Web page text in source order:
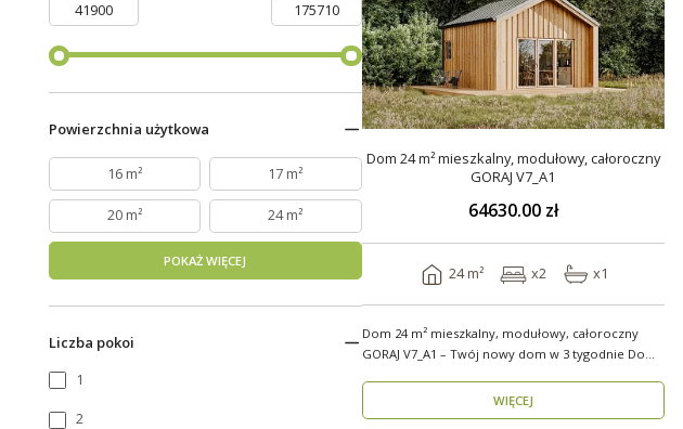
Powierzchnia użytkowa
16 m² 17 m²
20 m² 24 m²
POKAŻ WIĘCEJ
Liczba pokoi
1
2
Dom 24 m² mieszkalny, modułowy, całoroczny
GORAJ V7_A1
64630.00 zł
24 m² x2 x1
Dom 24 m² mieszkalny, modułowy, całoroczny
GORAJ V7_A1 – Twój nowy dom w 3 tygodnie Domy
WIĘCEJ